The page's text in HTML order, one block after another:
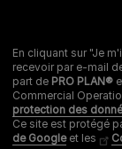
En cliquant sur "Je
recevoir par e-mail
part de PRO PLAN®
Commercial
protection des
Ce site est protégé
de Googleet les
Sitemap